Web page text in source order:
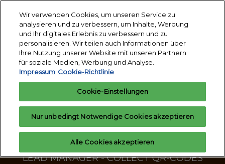
zum
Inhalt
18. - 24. März 2027
Messegelände
Essen
Interesse
anmelden
anfragen
LEAD MANAGER - COLLECT QR-CODES
Wir verwenden Cookies, um unseren Service zu
analysieren und zu verbessern, um Inhalte, Werbung
und Ihr digitales Erlebnis zu verbessern und zu
personalisieren. Wir teilen auch Informationen über
Ihre Nutzung unserer Website mit unseren Partnern
für soziale Medien, Werbung und Analyse.
Impressum Cookie-Richtlinie
Cookie-Einstellungen
Nur unbedingt Notwendige Cookies akzeptieren
Alle Cookies akzeptieren